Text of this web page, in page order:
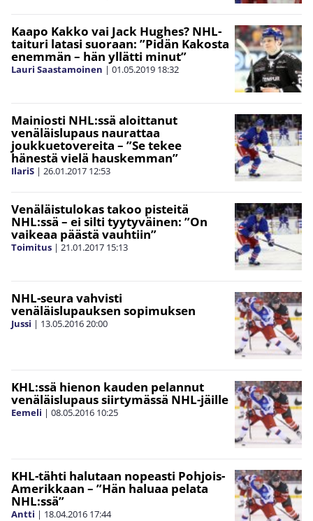
Kaapo Kakko vai Jack Hughes? NHL-
taituri latasi suoraan: ”Pidän Kakosta
enemmän – hän yllätti minut”
Lauri Saastamoinen | 01.05.2019 18:32
Mainiosti NHL:ssä aloittanut
venäläislupaus naurattaa
joukkuetovereita – ”Se tekee
hänestä vielä hauskemman”
IlariS | 26.01.2017 12:53
Venäläistulokas takoo pisteitä
NHL:ssä – ei silti tyytyväinen: ”On
vaikeaa päästä vauhtiin”
Toimitus | 21.01.2017 15:13
NHL-seura vahvisti
venäläislupauksen sopimuksen
Jussi | 13.05.201620:00
KHL:ssä hienon kauden pelannut
venäläislupaus siirtymässä NHL-jäille
Eemeli | 08.05.2016 10:25
KHL-tähti halutaan nopeasti Pohjois-
Amerikkaan – ”Hän haluaa pelata
NHL:ssä”
Antti | 18.04.2016 17:44